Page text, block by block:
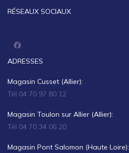
RÉSEAUX SOCIAUX
ADRESSES
Magasin Cusset (Allier):
Tél 04 70 97 80 12
Magasin Toulon sur Allier (Allier):
Tél 04 70 34 06 20
Magasin Pont Salomon (Haute Loire):